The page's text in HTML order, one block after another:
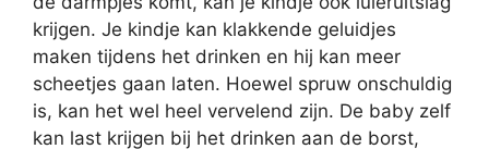
krijgen. Je kindje kan klakkende geluidjes
maken tijdens het drinken en hij kan meer
scheetjes gaan laten. Hoewel spruw onschuldig
is, kan het wel heel vervelend zijn. De baby zelf
kan last krijgen bij het drinken aan de borst,